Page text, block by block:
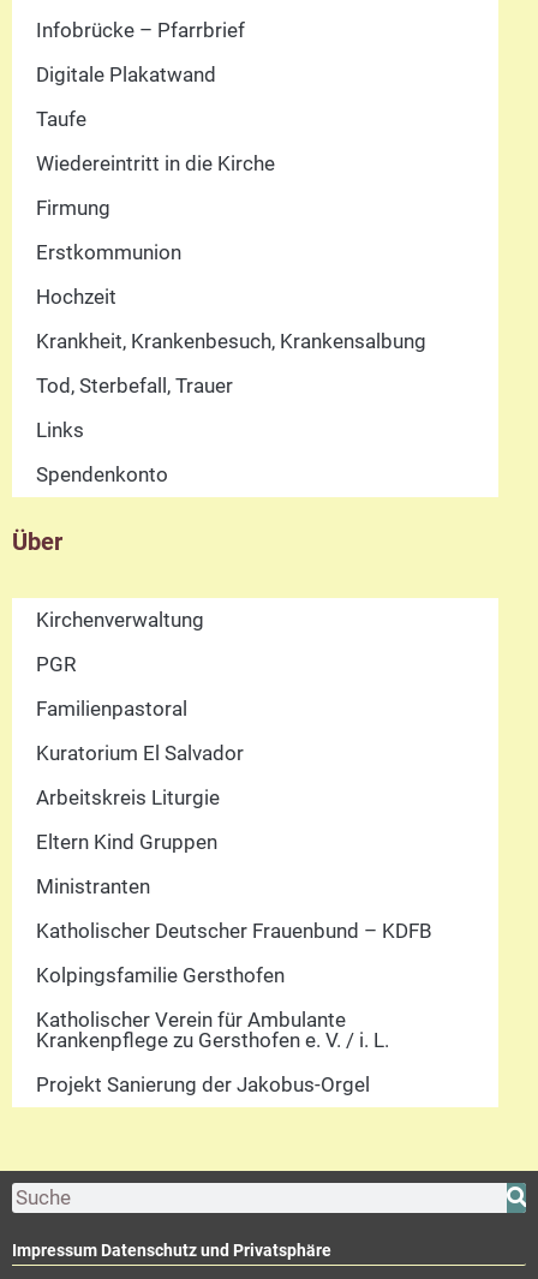
Infobrücke – Pfarrbrief
Digitale Plakatwand
Taufe
Wiedereintritt in die Kirche
Firmung
Erstkommunion
Hochzeit
Krankheit, Krankenbesuch, Krankensalbung
Tod, Sterbefall, Trauer
Links
Spendenkonto
Über
Kirchenverwaltung
PGR
Familienpastoral
Kuratorium El Salvador
Arbeitskreis Liturgie
Eltern Kind Gruppen
Ministranten
Katholischer Deutscher Frauenbund – KDFB
Kolpingsfamilie Gersthofen
Katholischer Verein für Ambulante
Krankenpflege zu Gersthofen e. V. / i. L.
Projekt Sanierung der Jakobus-Orgel
Impressum Datenschutz und Privatsphäre